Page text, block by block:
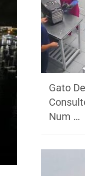
Gato
Num …